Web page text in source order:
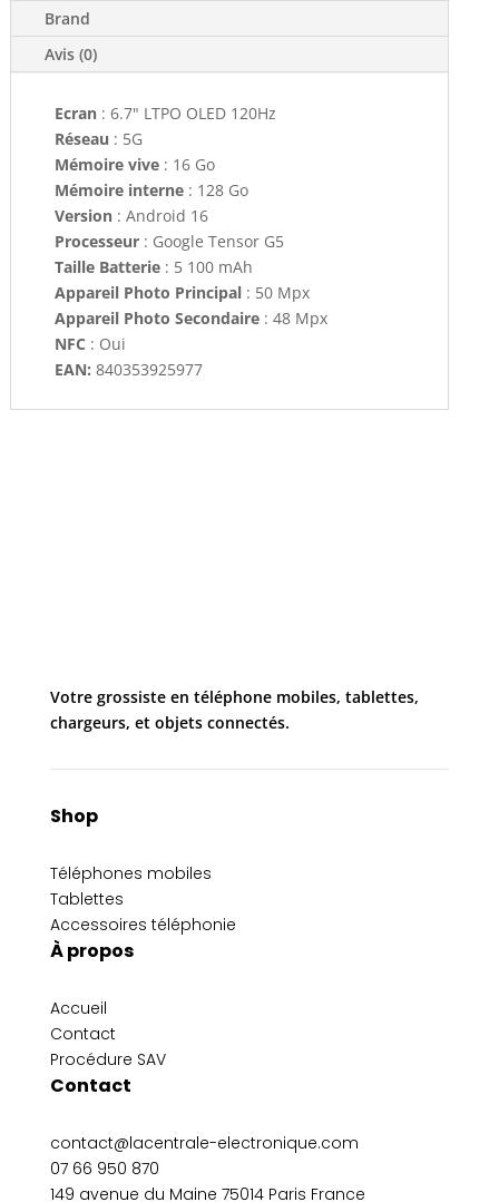
Brand
Avis (0)
Ecran: 6.7" LTPO OLED 120Hz
Réseau : 5G
Mémoire vive: 16 Go
Mémoire interne: 128 Go
Version: Android 16
Processeur: Google Tensor G5
Taille Batterie: 5 100 mAh
Appareil Photo Principal: 50 Mpx
Appareil Photo Secondaire: 48 Mpx
NFC : Oui
EAN: 840353925977
Votre grossiste en téléphone mobiles, tablettes,
chargeurs, et objets connectés.
Shop
Téléphones mobiles
Tablettes
Accessoires téléphonie
À propos
Accueil
Contact
Procédure SAV
Contact
contact@lacentrale-electronique.com
07 66 950 870
149 avenue du Maine 75014 Paris France